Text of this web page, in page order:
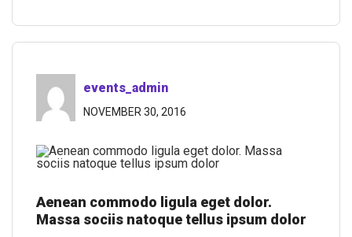
events_admin
NOVEMBER 30, 2016
Aenean commodo ligula eget dolor.
Massa sociis natoque tellus ipsum dolor